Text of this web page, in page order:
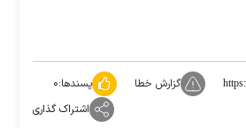
گزارش خطا پسندها:۰
اشتراک گذاری